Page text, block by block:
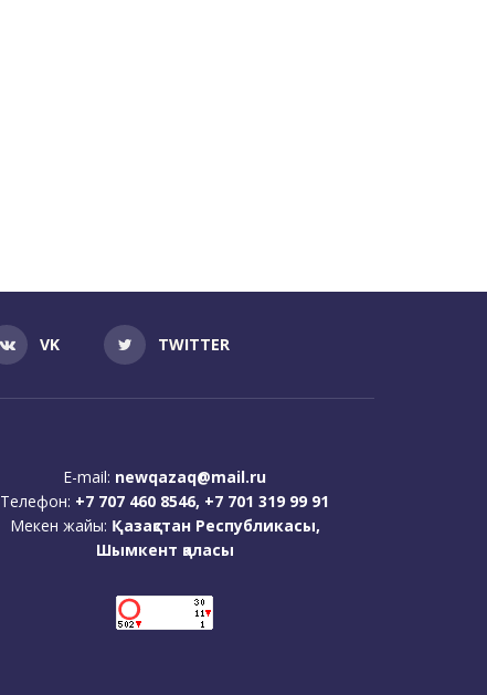
VK TWITTER
E-mail: newqazaq@mail.ru
Телефон: +7 707 460 8546, +7 701 319 99 91
Мекен жайы: Қазақстан Республикасы,
Шымкент қаласы